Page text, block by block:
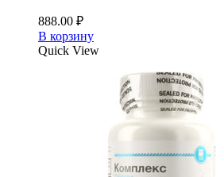
888.00 ₽
В корзину
Quick View